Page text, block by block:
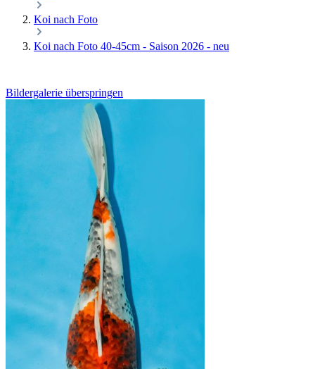
Koi nach Foto
Koi nach Foto 40-45cm - Saison 2026 - neu
Bildergalerie überspringen